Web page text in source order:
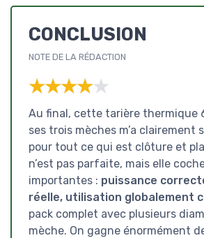
CONCLUSION
NOTE DE LA RÉDACTION
★★★★★
★★★★★
Au final, cette tarière thermique
ses trois mèches m’a clairement
pour tout ce qui est clôture et
n’est pas parfaite, mais elle
importantes : puissance
réelle, utilisation globalement
pack complet avec plusieurs
mèche. On gagne énormément